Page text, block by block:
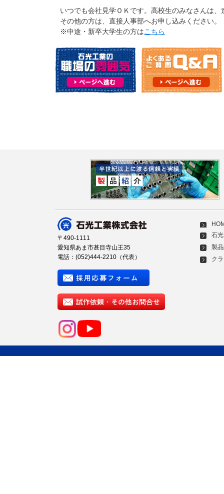
いつでも会社見学ＯＫです。高校生のみなさんは
その他の方は、直接人事部へお申し込みください。
※中途・新卒大学生の方はこちら
〒490-1111
愛知県あま市甚目寺山王35
電話：(052)444-2210（代表）
石
製
ク